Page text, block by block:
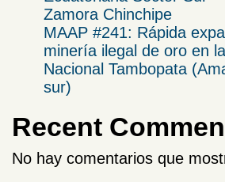
Zamora Chinchipe​
MAAP #241: Rápida
minería ilegal de oro en
Nacional Tambopata
sur)
Recent
No hay comentarios que